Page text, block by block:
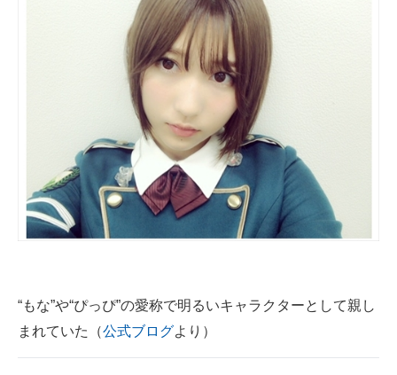
モノづくり技術者専門サイト
エレクトロニクス専門サイト
電子設計の基本と応用
エネルギーの専門メディア
建設×テクノロジーの最前線
ちょっと気になるネットの話題
“もな”や“ぴっぴ”の愛称で明るいキャラクターとして親し
まれていた（公式ブログより）